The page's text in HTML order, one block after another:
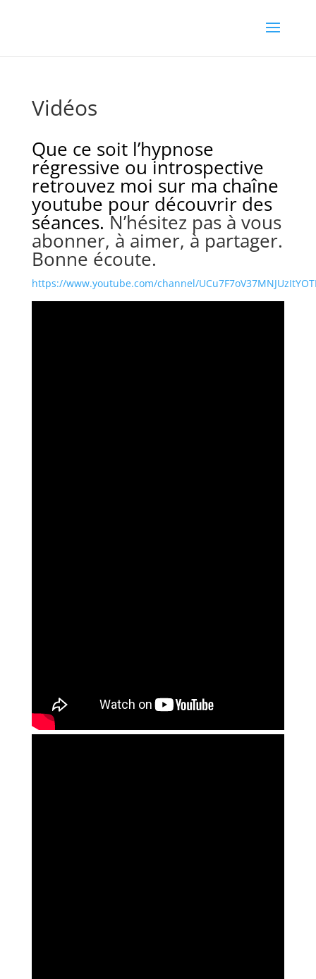
Vidéos
Que ce soit l’hypnose
régressive ou introspective
retrouvez moi sur ma chaîne
youtube pour découvrir des
séances. N’hésitez pas à vous
abonner, à aimer, à partager.
Bonne écoute.
https://www.youtube.com/channel/